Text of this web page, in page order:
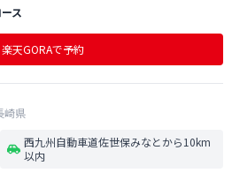
ス
楽天GORAで予約
崎県
西九州自動車道佐世保みなとから10km
以内